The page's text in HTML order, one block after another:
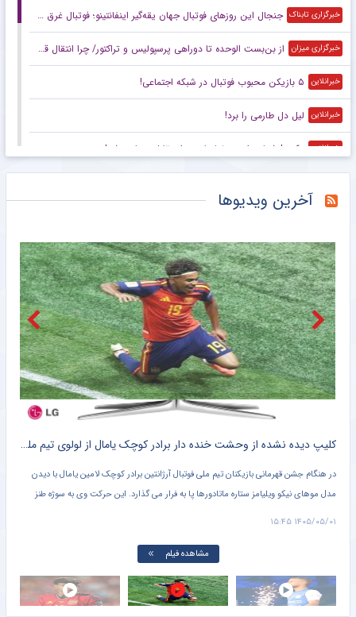
خبرگزاری تابناک جنجال این روزهای فوتبال جهان یقه‌گیر اینفانتینو؛ فوتبال غرق در اقتصاد
خبرگزاری میزان از بن‌بست الوحده تا دوراهی پرسپولیس و تراکتور/ چرا انتقال قربانی در هاله‌ای از ابهام است؟
خبرانلاین ۵ بازیکن محبوب فوتبال در شبکه اجتماعی!
خبرانلاین لیل دل طارمی را برد!
خبرانلاین عکس| شماره رامین رضاییان در استقلال مصادره شد!
ورزشگاه آزادی یک سال دیگر هم نمی‌رسد؛ بچه‌ها متشکریم/ روزنامه خبرورزشی یکشنبه را ببینید
خبرگزاری مهر گزارش میدانی خبرنگار مهر از صد و شصت و یکمین حضور مردم آستانه
خبرگزاری مهر حماسه مردم زاهدان در صد و شصتمین شب دلدادگی
خبرگزاری مهر صد و شصت و یکمین شب تجمعات مردم کرج
خبرگزاری مهر قرار صد و شصت و یکم مردم لنگرود در میدان
آخرین ویدیوها
کلیپ دیده نشده از وحشت خنده دار برادر کوچک یامال از لولوی تیم ملی اسپانیا + سند شلیک لامین یامال در حمایت از ایران ، علیه آمریکا !! + کلیپ وایرال شده
تصویر لامین یامال ستاره تیم ملی فوتبال اسپانیا روی پهپاد شاهد سپاه پاسداران در حالی که
پرچم فلسطین را در دست دارد در حال شلیک منتشر شده است.
۱۴۰۵/۰۵/۰۱ ۱۵:۲۴
مشاهده فیلم